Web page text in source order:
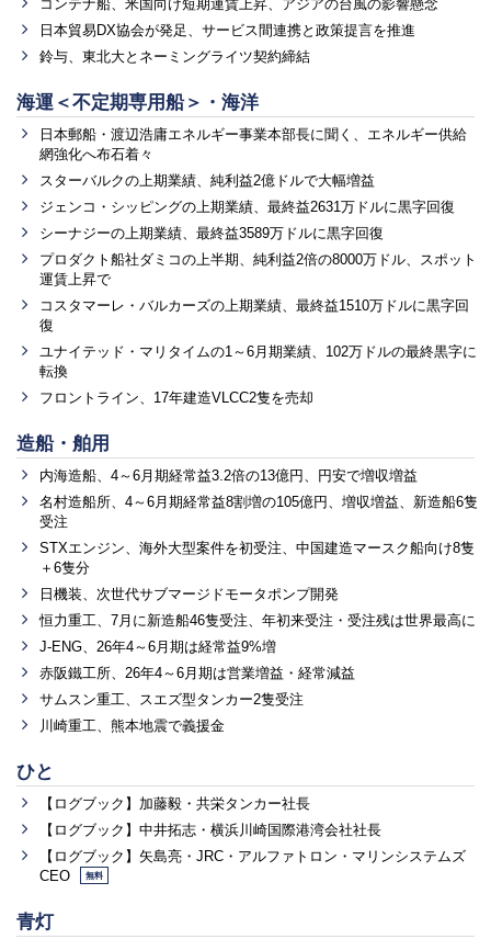
コンテナ船、米国向け短期運賃上昇、アジアの台風の影響懸念
日本貿易DX協会が発足、サービス間連携と政策提言を推進
鈴与、東北大とネーミングライツ契約締結
海運＜不定期専用船＞・海洋
日本郵船・渡辺浩庸エネルギー事業本部長に聞く、エネルギー供給
網強化へ布石着々
スターバルクの上期業績、純利益2億ドルで大幅増益
ジェンコ・シッピングの上期業績、最終益2631万ドルに黒字回復
シーナジーの上期業績、最終益3589万ドルに黒字回復
プロダクト船社ダミコの上半期、純利益2倍の8000万ドル、スポット
運賃上昇で
コスタマーレ・バルカーズの上期業績、最終益1510万ドルに黒字回
復
ユナイテッド・マリタイムの1～6月期業績、102万ドルの最終黒字に
転換
フロントライン、17年建造VLCC2隻を売却
造船・舶用
内海造船、4～6月期経常益3.2倍の13億円、円安で増収増益
名村造船所、4～6月期経常益8割増の105億円、増収増益、新造船6隻
受注
STXエンジン、海外大型案件を初受注、中国建造マースク船向け8隻
＋6隻分
日機装、次世代サブマージドモータポンプ開発
恒力重工、7月に新造船46隻受注、年初来受注・受注残は世界最高に
J-ENG、26年4～6月期は経常益9%増
赤阪鐵工所、26年4～6月期は営業増益・経常減益
サムスン重工、スエズ型タンカー2隻受注
川崎重工、熊本地震で義援金
ひと
【ログブック】加藤毅・共栄タンカー社長
【ログブック】中井拓志・横浜川崎国際港湾会社社長
【ログブック】矢島亮・JRC・アルファトロン・マリンシステムズ
CEO
無料
青灯